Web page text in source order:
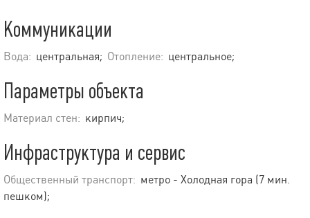
Коммуникации
Вода: центральная; Отопление: центральное;
Параметры объекта
Материал стен: кирпич;
Инфраструктура и сервис
Общественный транспорт: метро - Холодная гора (7 мин.
пешком);